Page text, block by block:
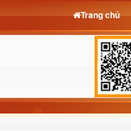
Trang chủ